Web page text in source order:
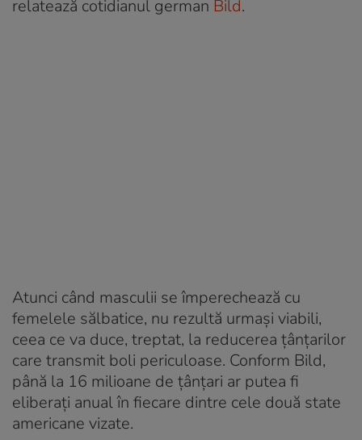
relatează cotidianul german Bild.
Atunci când masculii se împerechează cu
femelele sălbatice, nu rezultă urmași viabili,
ceea ce va duce, treptat, la reducerea țânțarilor
care transmit boli periculoase. Conform Bild,
până la 16 milioane de țânțari ar putea fi
eliberați anual în fiecare dintre cele două state
americane vizate.